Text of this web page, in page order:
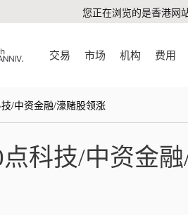
您正在浏览的是香港网
交易 市场 机构 费用
/中资金融/濠赌股领涨
科技/中资金